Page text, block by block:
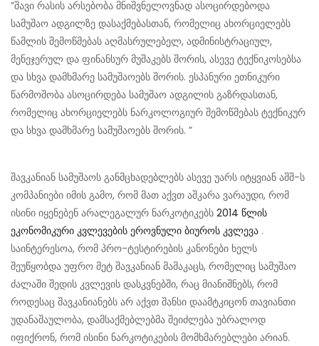
”შავი რასის არსებობა მნიშვნელოვნად ასოცირდებოდა
სამუშაო ადგილზე დასაქმებასთან, რომელიც ახორციელებს
წამლის შემოწმებას აღმასრულებელ, ადმინისტრაციულ,
მენეჯერულ და ფინანსურ მუშაკებს შორის, ასევე ტექნიკოსებსა
და სხვა დამხმარე სამუშაოებს შორის. ესპანური ეთნიკური
წარმოშობა ასოცირდება სამუშაო ადგილის გაზრდასთან,
რომელიც ახორციელებს ნარკოლოგიურ შემოწმებას ტექნიკურ
და სხვა დამხმარე სამუშაოებს შორის. ”
შავკანიან სამუშაოს განმცხადებლებს ასევე უარს იტყვიან აშშ-ს
კომპანიები იმის გამო, რომ მათ აქვთ აშკარა ვარაუდი, რომ
ისინი იყენებენ არალეგალურ ნარკოტიკებს 2014 წლის
ეკონომიკური კვლევების ეროვნული ბიუროს კვლევა .
საინტერესოა, რომ პრო-ტესტირების კანონები ხელს
შეუწყობდა უფრო მეტ შავკანიან მამაკაცს, რომელიც სამუშაო
ძალაში შედის კვლევის დასკვნებში, რაც მიანიშნებს, რომ
როდესაც შავკანიანებს არ აქვთ შანსი დაამტკიცონ თავიანთი
უდანაშაულობა, დამსაქმებლებმა შეიძლება უბრალოდ
იფიქრონ, რომ ისინი ნარკოტიკების მომხმარებლები არიან.